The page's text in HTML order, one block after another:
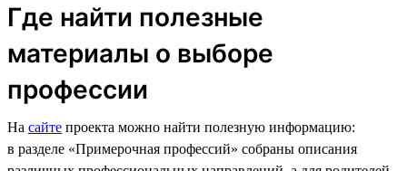
Где найти полезные
материалы о выборе
профессии
На сайте проекта можно найти полезную информацию:
в разделе «Примерочная профессий» собраны описания